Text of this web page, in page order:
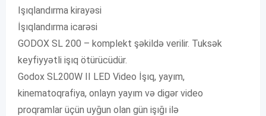
Işıqlandırma kirayəsi
İşıqlandırma icarəsi
GODOX SL 200 – komplekt şəkildə verilir. Tuksək
keyfiyyətli işıq ötürücüdür.
Godox SL200W II LED Video İşıq, yayım,
kinematoqrafiya, onlayn yayım və digər video
proqramlar üçün uyğun olan gün işığı ilə